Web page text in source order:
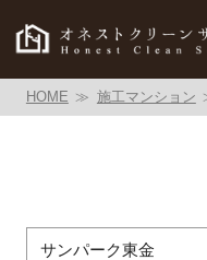
HOME 施工マンション
サンパーク東金